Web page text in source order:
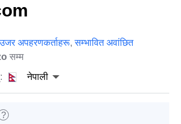
अपहरणकर्ताहरू,सम्भावित अवांछित
सम्म
नेपाली
?